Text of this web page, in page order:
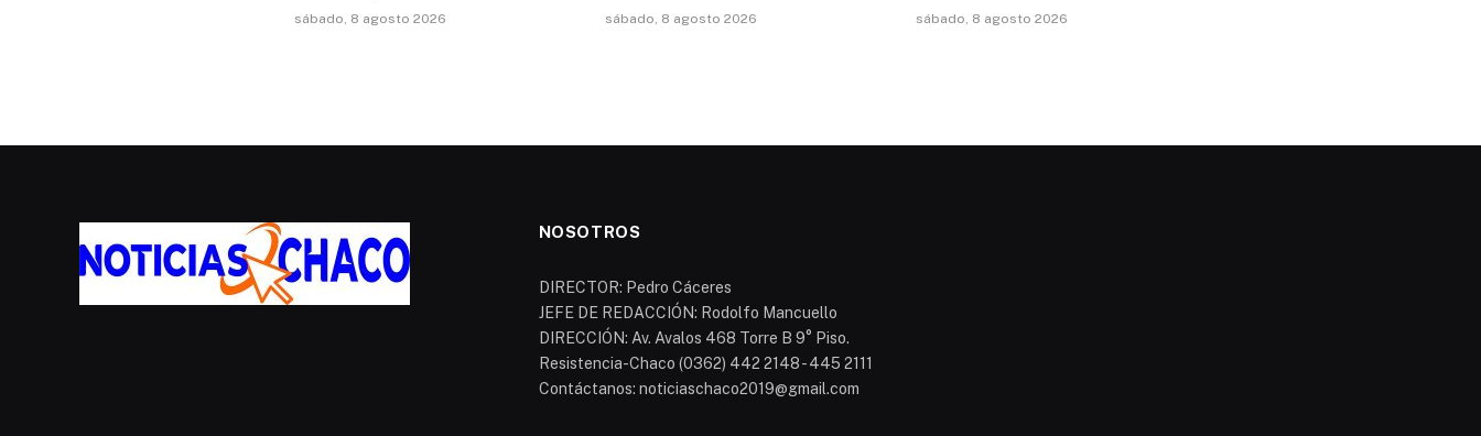
sábado, 8 agosto 2026 sábado, 8 agosto 2026 sábado, 8 agosto 2026
NOSOTROS
DIRECTOR: Pedro Cáceres
JEFE DE REDACCIÓN: Rodolfo Mancuello
DIRECCIÓN: Av. Avalos 468 Torre B 9° Piso.
Resistencia-Chaco (0362) 442 2148 - 445 2111
Contáctanos: noticiaschaco2019@gmail.com